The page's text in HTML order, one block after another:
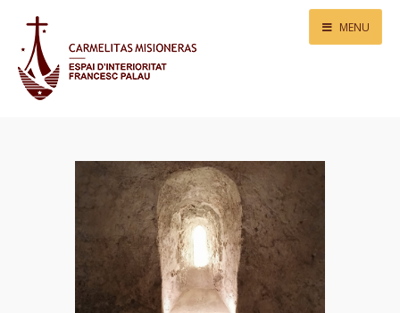
MENU